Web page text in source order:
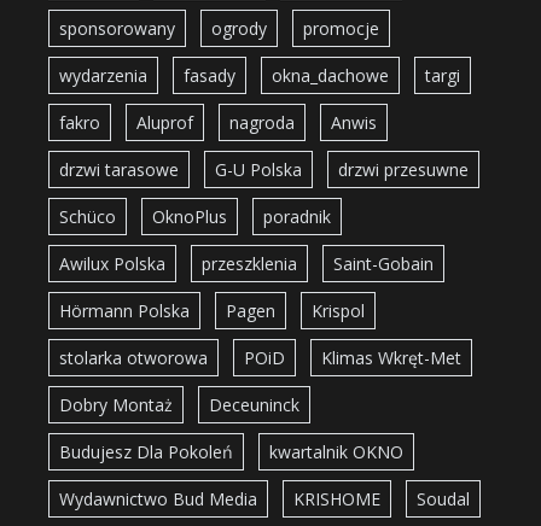
sponsorowany ogrody promocje
wydarzenia fasady okna_dachowe targi
fakro Aluprof nagroda Anwis
drzwi tarasowe G-U Polska drzwi przesuwne
Schüco OknoPlus poradnik
Awilux Polska przeszklenia Saint-Gobain
Hörmann Polska Pagen Krispol
stolarka otworowa POiD Klimas Wkręt-Met
Dobry Montaż Deceuninck
Budujesz Dla Pokoleń kwartalnik OKNO
Wydawnictwo Bud Media KRISHOME Soudal